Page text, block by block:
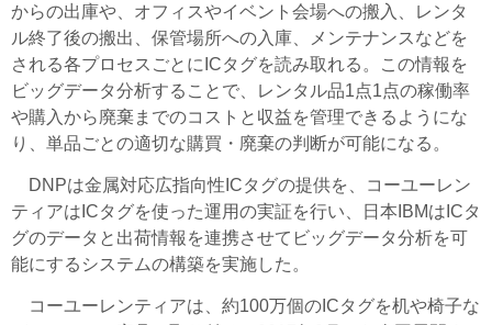
からの出庫や、オフィスやイベント会場への搬入、レンタ
ル終了後の搬出、保管場所への入庫、メンテナンスなどを
される各プロセスごとにICタグを読み取れる。この情報を
ビッグデータ分析することで、レンタル品1点1点の稼働率
や購入から廃棄までのコストと収益を管理できるようにな
り、単品ごとの適切な購買・廃棄の判断が可能になる。
DNPは金属対応広指向性ICタグの提供を、コーユーレン
ティアはICタグを使った運用の実証を行い、日本IBMはICタ
グのデータと出荷情報を連携させてビッグデータ分析を可
能にするシステムの構築を実施した。
コーユーレンティアは、約100万個のICタグを机や椅子な